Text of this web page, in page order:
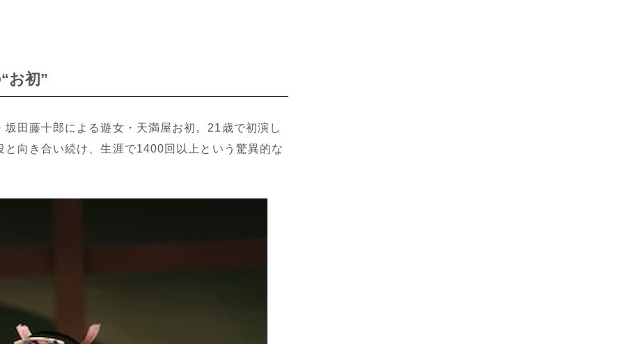
お初”
田藤十郎による遊女・天満屋お初。21歳で初演し
向き合い続け、生涯で1400回以上という驚異的な